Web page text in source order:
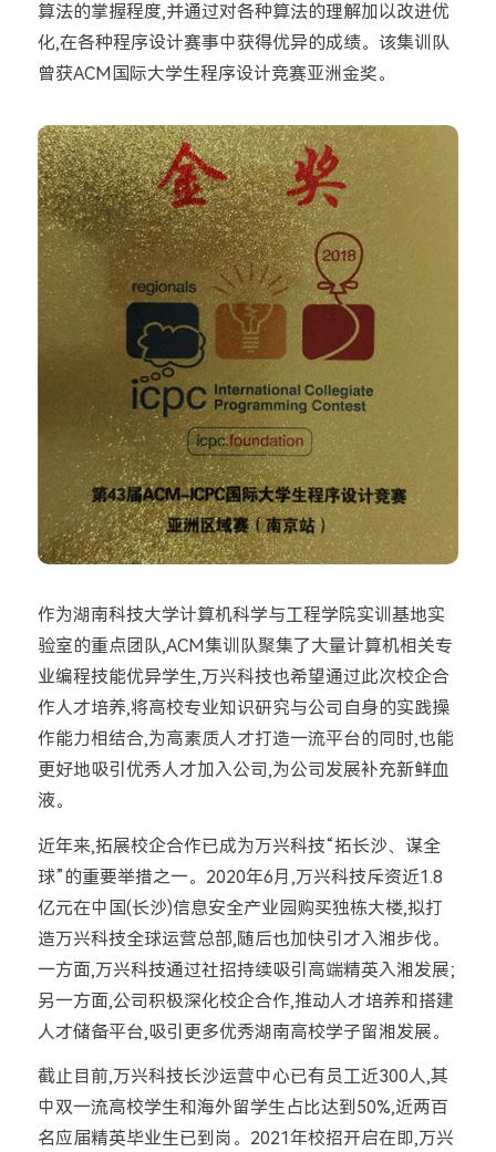
算法的掌握程度,并通过对各种算法的理解加以改进优
化,在各种程序设计赛事中获得优异的成绩。该集训队
曾获ACM国际大学生程序设计竞赛亚洲金奖。
作为湖南科技大学计算机科学与工程学院实训基地实
验室的重点团队,ACM集训队聚集了大量计算机相关专
业编程技能优异学生,万兴科技也希望通过此次校企合
作人才培养,将高校专业知识研究与公司自身的实践操
作能力相结合,为高素质人才打造一流平台的同时,也能
更好地吸引优秀人才加入公司,为公司发展补充新鲜血
液。
近年来,拓展校企合作已成为万兴科技“拓长沙、谋全
球”的重要举措之一。2020年6月,万兴科技斥资近1.8
亿元在中国(长沙)信息安全产业园购买独栋大楼,拟打
造万兴科技全球运营总部,随后也加快引才入湘步伐。
一方面,万兴科技通过社招持续吸引高端精英入湘发展;
另一方面,公司积极深化校企合作,推动人才培养和搭建
人才储备平台,吸引更多优秀湖南高校学子留湘发展。
截止目前,万兴科技长沙运营中心已有员工近300人,其
中双一流高校学生和海外留学生占比达到50%,近两百
名应届精英毕业生已到岗。2021年校招开启在即,万兴